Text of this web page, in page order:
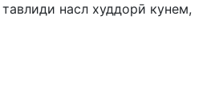
насл худдорӣ кунем,